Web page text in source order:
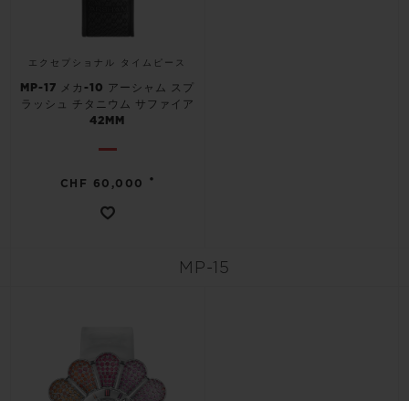
エクセプショナル タイムピース
MP-17 メカ-10 アーシャム スプ
ラッシュ チタニウム サファイア
42MM
CHF 60,000 •
MP-15